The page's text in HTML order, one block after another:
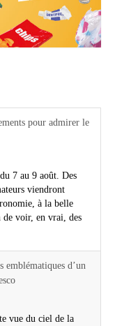
pour admirer le
7 au 9 août. Des
viendront
à la belle
de voir, en vrai, des
emblématiques d’un
vue du ciel de la